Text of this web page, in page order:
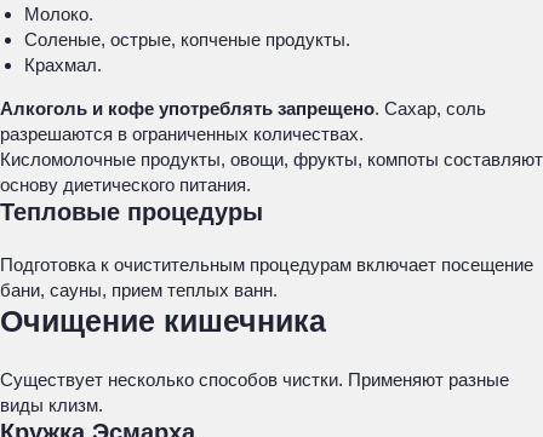
Молоко.
Соленые, острые, копченые продукты.
Крахмал.
Алкоголь и кофе употреблять запрещено. Сахар, соль
разрешаются в ограниченных количествах.
Кисломолочные продукты, овощи, фрукты, компоты составляют
основу диетического питания.
Тепловые процедуры
Подготовка к очистительным процедурам включает посещение
бани, сауны, прием теплых ванн.
Очищение кишечника
Существует несколько способов чистки. Применяют разные
виды клизм.